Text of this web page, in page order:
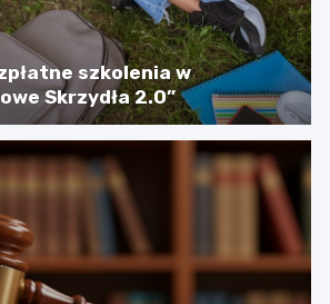
szkolenia w
Skrzydła 2.0”